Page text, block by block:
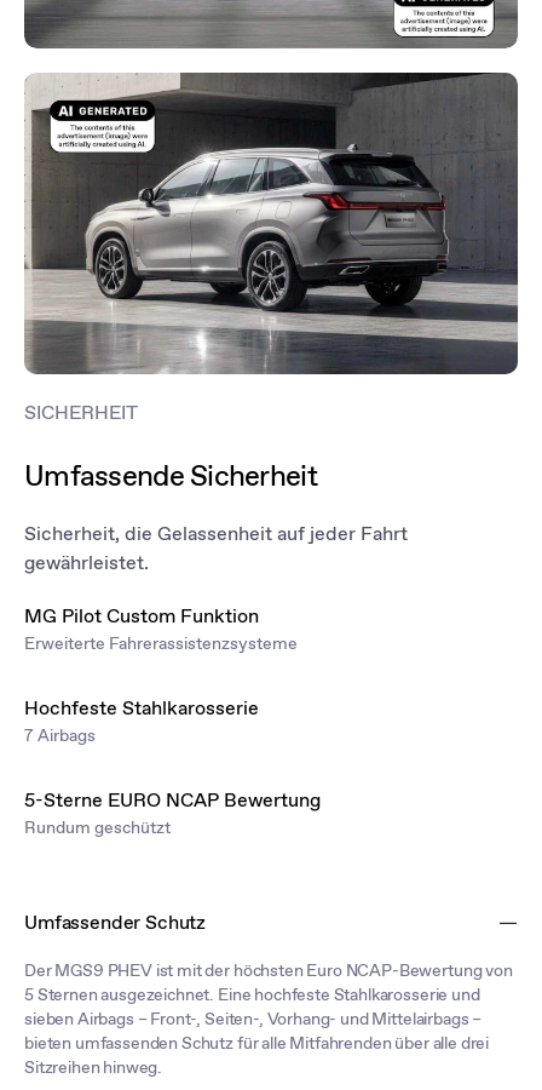
SICHERHEIT
Umfassende Sicherheit
Sicherheit, die Gelassenheit auf jeder Fahrt
gewährleistet.
MG Pilot Custom Funktion
Erweiterte Fahrerassistenzsysteme
Hochfeste Stahlkarosserie
7 Airbags
5-Sterne EURO NCAP Bewertung
Rundum geschützt
Umfassender Schutz
Der MGS9 PHEV ist mit der höchsten Euro NCAP-Bewertung von
5 Sternen ausgezeichnet. Eine hochfeste Stahlkarosserie und
sieben Airbags – Front-, Seiten-, Vorhang- und Mittelairbags –
bieten umfassenden Schutz für alle Mitfahrenden über alle drei
Sitzreihen hinweg.